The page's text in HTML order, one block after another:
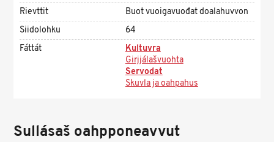
Rievttit
Buot vuoigavuođat doalahuvvon
Siidolohku
64
Fáttát
Kultuvra
Girjjálašvuohta
Servodat
Skuvla ja oahpahus
Sullásaš oahpponeavvut